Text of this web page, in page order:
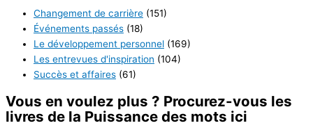
Changement de carrière (151)
Événements passés (18)
Le développement personnel (169)
Les entrevues d'inspiration (104)
Succès et affaires (61)
Vous en voulez plus ? Procurez-vous les
livres de la Puissance des mots ici